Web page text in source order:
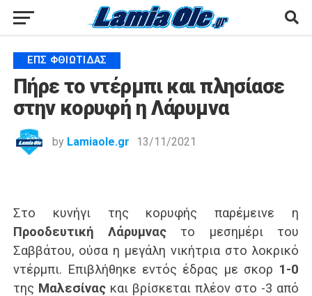
ΕΠΣ ΦΘΙΏΤΙΔΑΣ
Πήρε το ντέρμπι και πλησίασε
στην κορυφή η Λάρυμνα
by Lamiaole.gr 13/11/2021
Στο κυνήγι της κορυφής παρέμεινε η
Προοδευτική Λάρυμναςτο μεσημέρι του
Σαββάτου, ούσα η μεγάλη νικήτρια στο λοκρικό
ντέρμπι. Επιβλήθηκε εντός έδρας με σκορ 1-0
της Μαλεσίναςκαι βρίσκεται πλέον στο -3 από